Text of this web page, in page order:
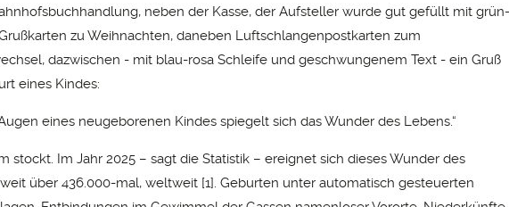
neben der Kasse, der Aufsteller wurde gut gefüllt mit grün-
zu Weihnachten, daneben Luftschlangenpostkarten zum
dazwischen - mit blau-rosa Schleife und geschwungenem Text - ein Gruß
eines Kindes:
eines neugeborenen Kindes spiegelt sich das Wunder des Lebens.“
stockt. Im Jahr 2025 – sagt die Statistik – ereignet sich dieses Wunder des
über 436.000-mal, weltweit [1]. Geburten unter automatisch gesteuerten